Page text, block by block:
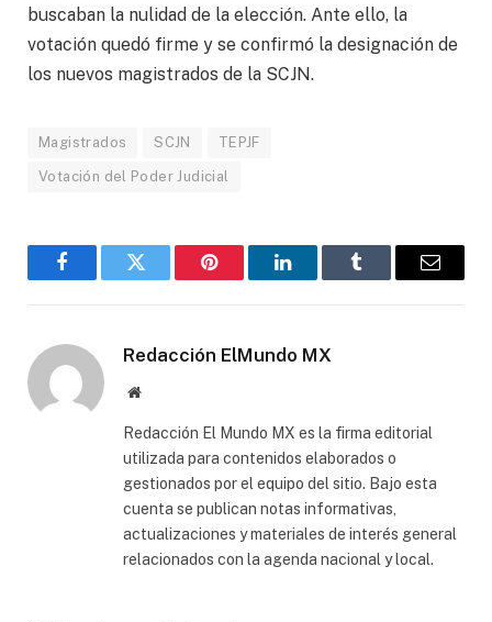
buscaban la nulidad de la elección. Ante ello, la
votación quedó firme y se confirmó la designación de
los nuevos magistrados de la SCJN.
Magistrados SCJN TEPJF
Votación del Poder Judicial
FacebookGorjeo Pinterest LinkedInTumblr
Correo
Redacción ElMundo MX
Sitio
Redacción El Mundo MX es la firma editorial
utilizada para contenidos elaborados o
gestionados por el equipo del sitio. Bajo esta
cuenta se publican notas informativas,
actualizaciones y materiales de interés general
relacionados con la agenda nacional y local.